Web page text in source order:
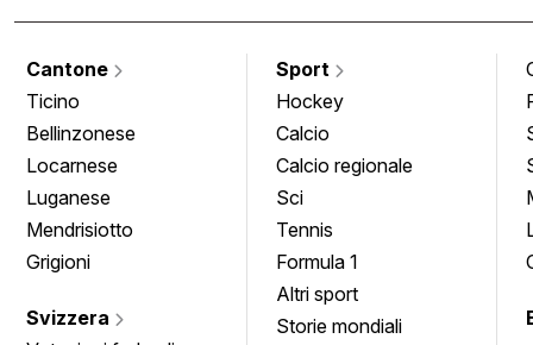
Cantone
Ticino
Bellinzonese
Locarnese
Luganese
Mendrisiotto
Grigioni
Svizzera
Sport
Hockey
Calcio
Calcio regionale
Sci
Tennis
Formula 1
Altri sport
Storie mondiali